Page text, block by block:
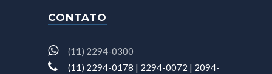
CONTATO
(11) 2294-0300
(11) 2294-0178 | 2294-0072 | 2094-